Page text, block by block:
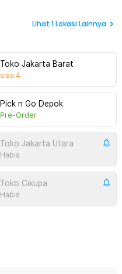
Lihat 1Lokasi Lainnya
Toko Jakarta Barat
sisa 4
Pick n Go Depok
Pre-Order
Toko Jakarta Utara
Habis
Toko Cikupa
Habis